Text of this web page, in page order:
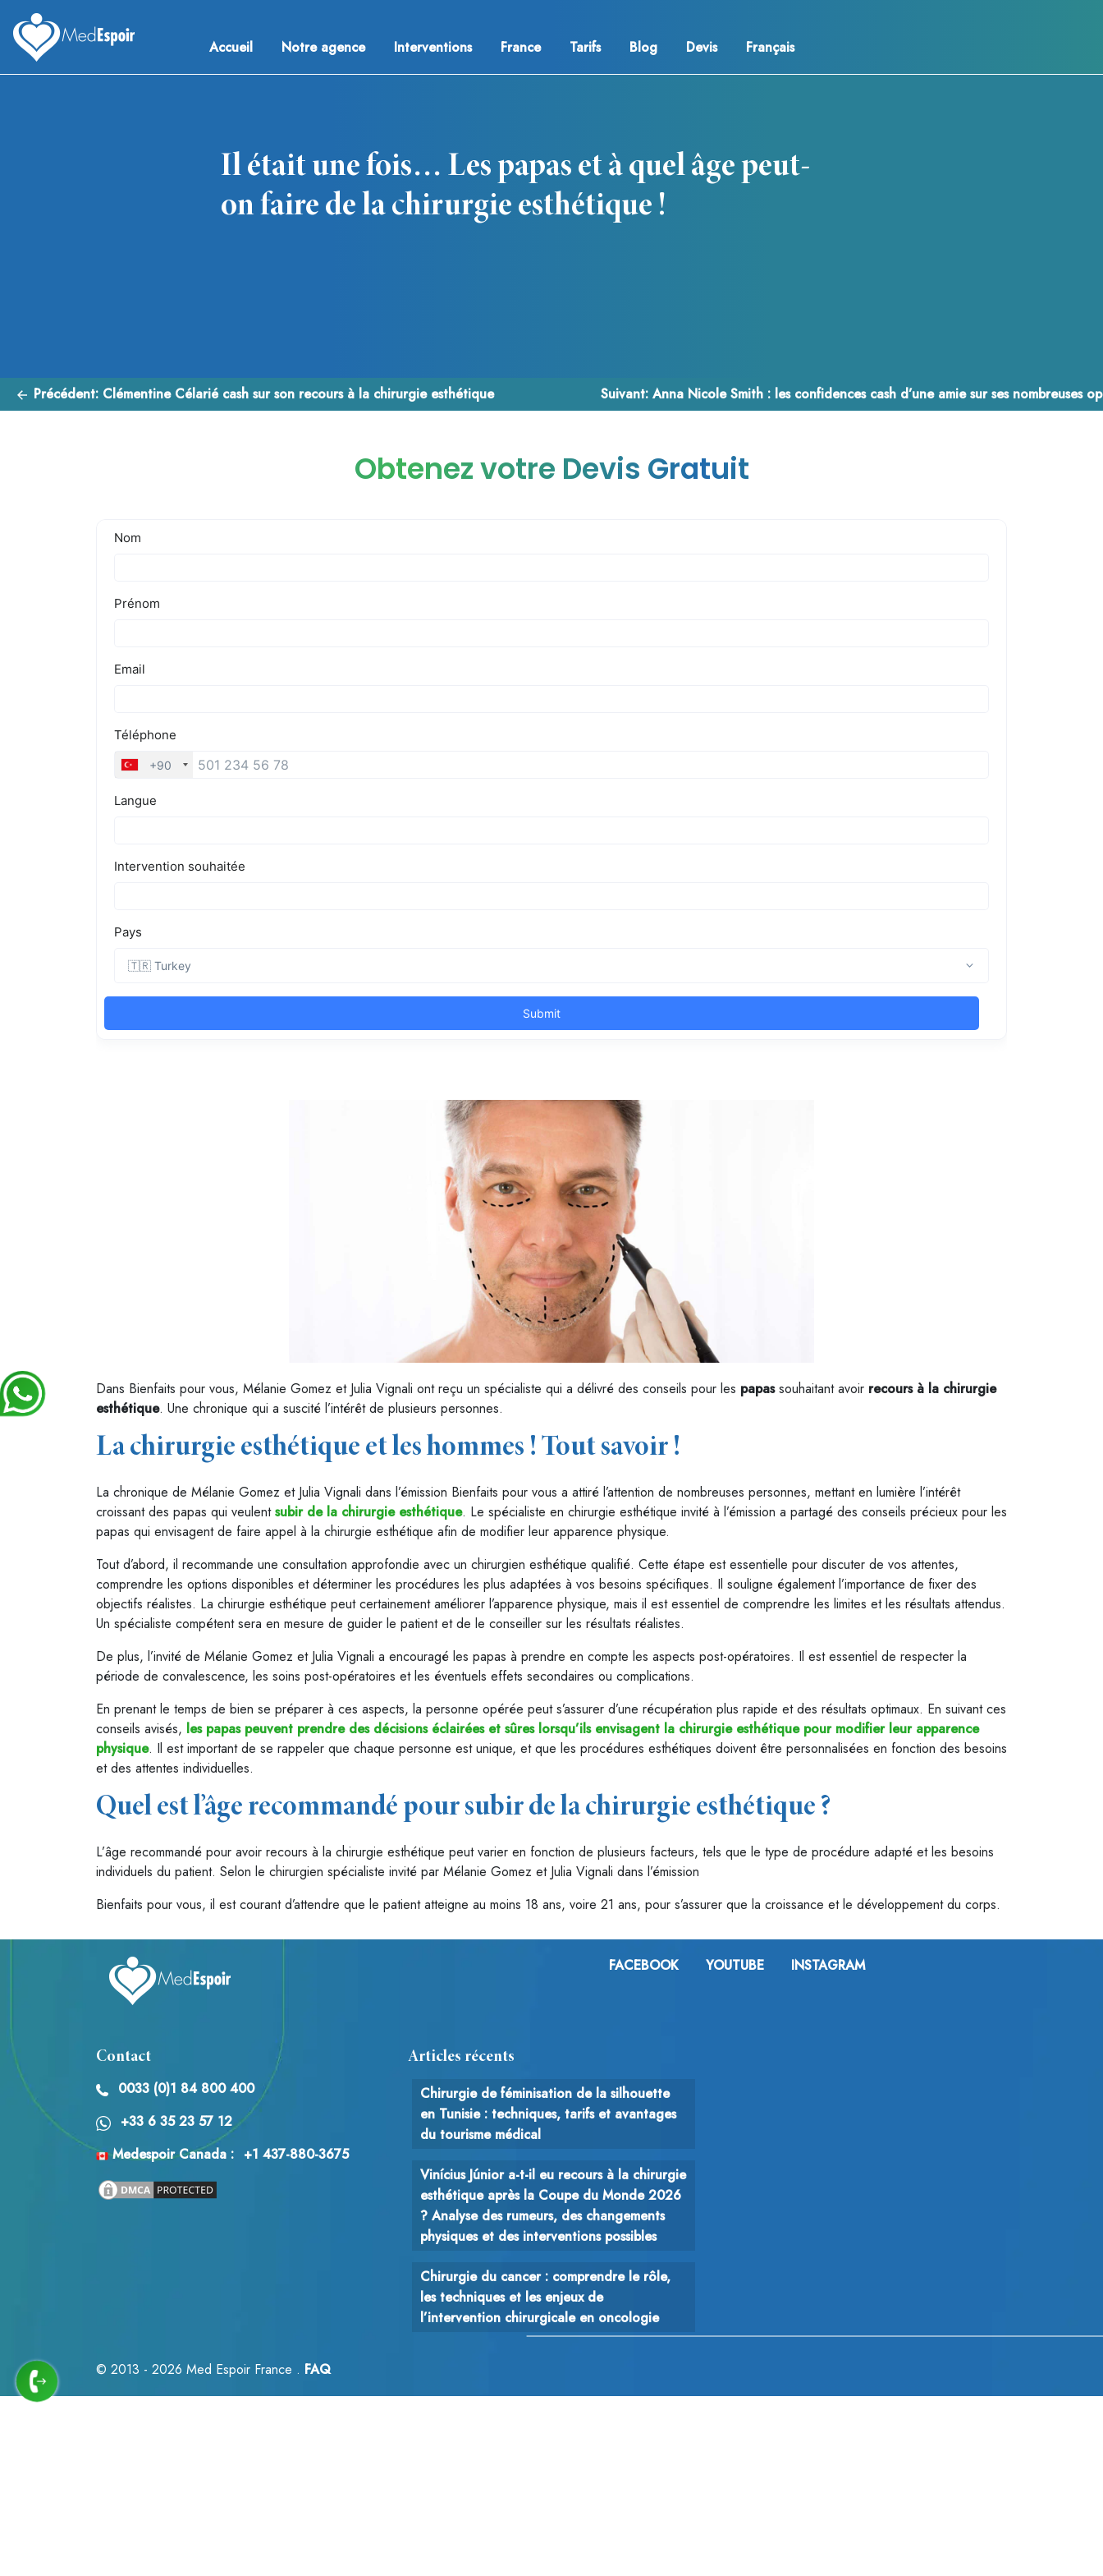
content
Medespoir France
Chirurgie esthetique Tunisie
Accueil Notre agence Interventions France Tarifs Blog Devis Français
Il était une fois… Les papas et à quel âge peut-
on faire de la chirurgie esthétique !
19 mai 2023
Précédent: Clémentine Célarié cash sur son recours à la chirurgie esthétique Suivant: Anna Nicole Smith : les confidences cash d’une amie sur ses nombreuses opérations de
Obtenez votre Devis Gratuit
Dans Bienfaits pour vous, Mélanie Gomez et Julia Vignali ont reçu un spécialiste qui a délivré des conseils pour les papassouhaitant avoir recours à la chirurgie
esthétique. Une chronique qui a suscité l’intérêt de plusieurs personnes.
La chirurgie esthétique et les hommes ! Tout savoir !
La chronique de Mélanie Gomez et Julia Vignali dans l’émission Bienfaits pour vous a attiré l’attention de nombreuses personnes, mettant en lumière l’intérêt
croissant des papas qui veulentsubir de la chirurgie esthétique. Le spécialiste en chirurgie esthétique invité à l’émission a partagé des conseils précieux pour les
papas qui envisagent de faire appel à la chirurgie esthétique afin de modifier leur apparence physique.
Tout d’abord, il recommande une consultation approfondie avec un chirurgien esthétique qualifié. Cette étape est essentielle pour discuter de vos attentes,
comprendre les options disponibles et déterminer les procédures les plus adaptées à vos besoins spécifiques. Il souligne également l’importance de fixer des
objectifs réalistes. La chirurgie esthétique peut certainement améliorer l’apparence physique, mais il est essentiel de comprendre les limites et les résultats attendus.
Un spécialiste compétent sera en mesure de guider le patient et de le conseiller sur les résultats réalistes.
De plus, l’invité de Mélanie Gomez et Julia Vignali a encouragé les papas à prendre en compte les aspects post-opératoires. Il est essentiel de respecter la
période de convalescence, les soins post-opératoires et les éventuels effets secondaires ou complications.
En prenant le temps de bien se préparer à ces aspects, la personne opérée peut s’assurer d’une récupération plus rapide et des résultats optimaux. En suivant ces
conseils avisés, les papas peuvent prendre des décisions éclairées et sûres lorsqu’ils envisagent la chirurgie esthétique pour modifier leur apparence
physique. Il est important de se rappeler que chaque personne est unique, et que les procédures esthétiques doivent être personnalisées en fonction des besoins
et des attentes individuelles.
Quel est l’âge recommandé pour subir de la chirurgie esthétique ?
L’âge recommandé pour avoir recours à la chirurgie esthétique peut varier en fonction de plusieurs facteurs, tels que le type de procédure adapté et les besoins
individuels du patient. Selon le chirurgien spécialiste invité par Mélanie Gomez et Julia Vignali dans l’émission
Bienfaits pour vous, il est courant d’attendre que le patient atteigne au moins 18 ans, voire 21 ans, pour s’assurer que la croissance et le développement du corps.
FACEBOOK YOUTUBE INSTAGRAM
Contact
0033 (0)1 84 800 400
+33 6 35 23 57 12
Medespoir Canada : +1 437-880-3675
Articles récents
Chirurgie de féminisation de la silhouette
en Tunisie : techniques, tarifs et avantages
du tourisme médical
Vinícius Júnior a-t-il eu recours à la chirurgie
esthétique après la Coupe du Monde 2026
? Analyse des rumeurs, des changements
physiques et des interventions possibles
Chirurgie du cancer : comprendre le rôle,
les techniques et les enjeux de
l’intervention chirurgicale en oncologie
© 2013 - 2026 Med Espoir France . FAQ